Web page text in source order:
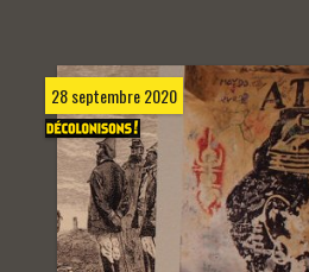
28 septembre 2020